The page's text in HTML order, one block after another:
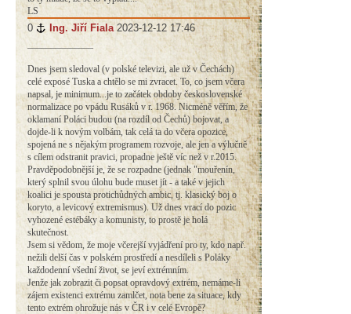
LS
0 # Ing. Jiří Fiala 2023-12-12 17:46
______________
Dnes jsem sledoval (v polské televizi, ale už v Čechách)
celé exposé Tuska a chtělo se mi zvracet. To, co jsem včera
napsal, je minimum...je to začátek obdoby československé
normalizace po vpádu Rusáků v r. 1968. Nicméně věřím, že
oklamaní Poláci budou (na rozdíl od Čechů) bojovat, a
dojde-li k novým volbám, tak celá ta do včera opozice,
spojená ne s nějakým programem rozvoje, ale jen a výlučně
s cílem odstranit pravici, propadne ještě víc než v r.2015.
Pravděpodobnější je, že se rozpadne (jednak "mouřenín,
který splnil svou úlohu bude muset jít - a také v jejich
koalici je spousta protichůdných ambic, tj. klasický boj o
koryto, a levicový extremismus). Už dnes vrací do pozic
vyhozené estébáky a komunisty, to prostě je holá
skutečnost.
Jsem si vědom, že moje včerejší vyjádření pro ty, kdo např.
nežili delší čas v polském prostředí a nesdíleli s Poláky
každodenní všední život, se jeví extrémním.
Jenže jak zobrazit či popsat opravdový extrém, nemáme-li
zájem existenci extrému zamlčet, nota bene za situace, kdy
tento extrém ohrožuje nás v ČR i v celé Evropě?